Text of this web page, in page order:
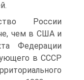
России
чем в США и
Федерации
в СССР